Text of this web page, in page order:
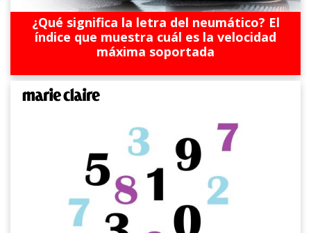
¿Qué significa la letra del neumático? El
índice que muestra cuál es la velocidad
máxima soportada